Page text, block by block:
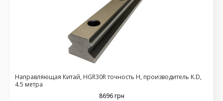
Направляющая Китай, HGR30R точность H, производитель K.D,
4.5 метра
8696 грн